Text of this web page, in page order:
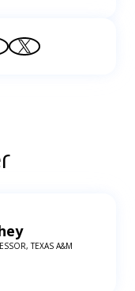
TEXAS A&M U